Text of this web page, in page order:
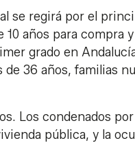
se regirá por el
años para compra
grado en
36 años, familias
Los condenados
pública, y la